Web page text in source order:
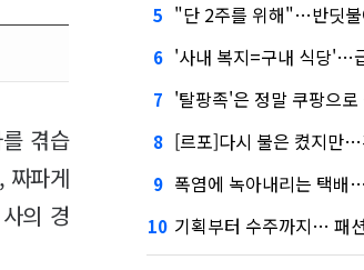
겪습
짜파게
의 경
5 "단 2주를 위해"…반딧불이에 1년
6 '사내 복지=구내 식당'…급식업
7 '탈팡족'은 정말 쿠팡으
8 [르포]다시 불은 켰지만…홈플러
9 폭염에 녹아내리는 택배…컬리
10 기획부터 수주까지… 패션업